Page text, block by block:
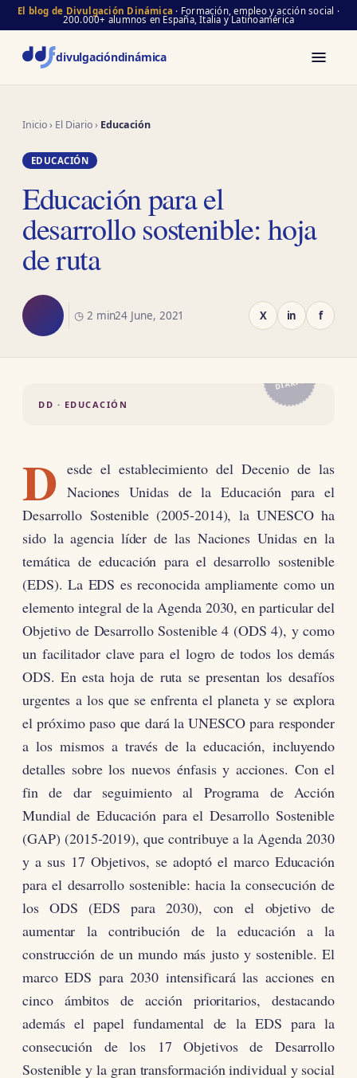
El blog de Divulgación Dinámica · Formación, empleo y acción social ·
200.000+ alumnos en España, Italia y Latinoamérica
divulgacióndinámica
Inicio› El Diario› Educación
EDUCACIÓN
Educación para el
desarrollo sostenible: hoja
de ruta
◷ 2 min24 June, 2021 X in f
DD · EDUCACIÓN
DIARIO
D esde el establecimiento del Decenio de las
Naciones Unidas de la Educación para el
Desarrollo Sostenible (2005-2014), la UNESCO ha
sido la agencia líder de las Naciones Unidas en la
temática de educación para el desarrollo sostenible
(EDS). La EDS es reconocida ampliamente como un
elemento integral de la Agenda 2030, en particular del
Objetivo de Desarrollo Sostenible 4 (ODS 4), y como
un facilitador clave para el logro de todos los demás
ODS. En esta hoja de ruta se presentan los desafíos
urgentes a los que se enfrenta el planeta y se explora
el próximo paso que dará la UNESCO para responder
a los mismos a través de la educación, incluyendo
detalles sobre los nuevos énfasis y acciones. Con el
fin de dar seguimiento al Programa de Acción
Mundial de Educación para el Desarrollo Sostenible
(GAP) (2015-2019), que contribuye a la Agenda 2030
y a sus 17 Objetivos, se adoptó el marco Educación
para el desarrollo sostenible: hacia la consecución de
los ODS (EDS para 2030), con el objetivo de
aumentar la contribución de la educación a la
construcción de un mundo más justo y sostenible. El
marco EDS para 2030 intensificará las acciones en
cinco ámbitos de acción prioritarios, destacando
además el papel fundamental de la EDS para la
consecución de los 17 Objetivos de Desarrollo
Sostenible y la gran transformación individual y social